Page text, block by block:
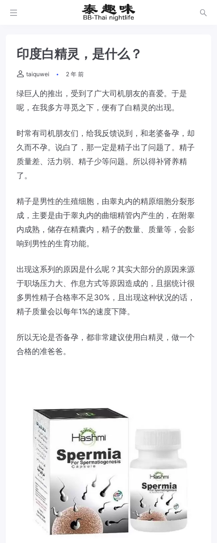
印度白精灵，是什么？
taiquwei 2 年 前
绿巨人的推出，受到了广大司机朋友的喜爱。于是
呢，在我多方寻觅之下，便有了白精灵的出现。
时常有司机朋友们，给我反馈说到，和老婆备孕，却
久而不孕。说白了，那一定是精子出了问题了。精子
质量差、活力弱、精子少等问题。所以得补肾养精
了。
精子是男性的生殖细胞，由睾丸内的精原细胞分裂形
成，主要是由于睾丸内的曲细精管内产生的，在附睾
内成熟，储存在精囊内，精子的数量、质量等，会影
响到男性的生育功能。
出现这系列的原因是什么呢？其实大部分的原因来源
于职场压力大、作息方式等原因造成的，且据统计很
多男性精子合格率不足30%，且出现这种状况的话，
精子质量会以每年1%的速度下降。
所以无论是否备孕，都非常建议使用白精灵，做一个
合格的准爸爸。